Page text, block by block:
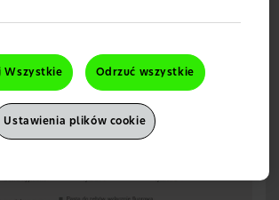
Wszystkie Odrzuć wszystkie
Ustawienia plików cookie